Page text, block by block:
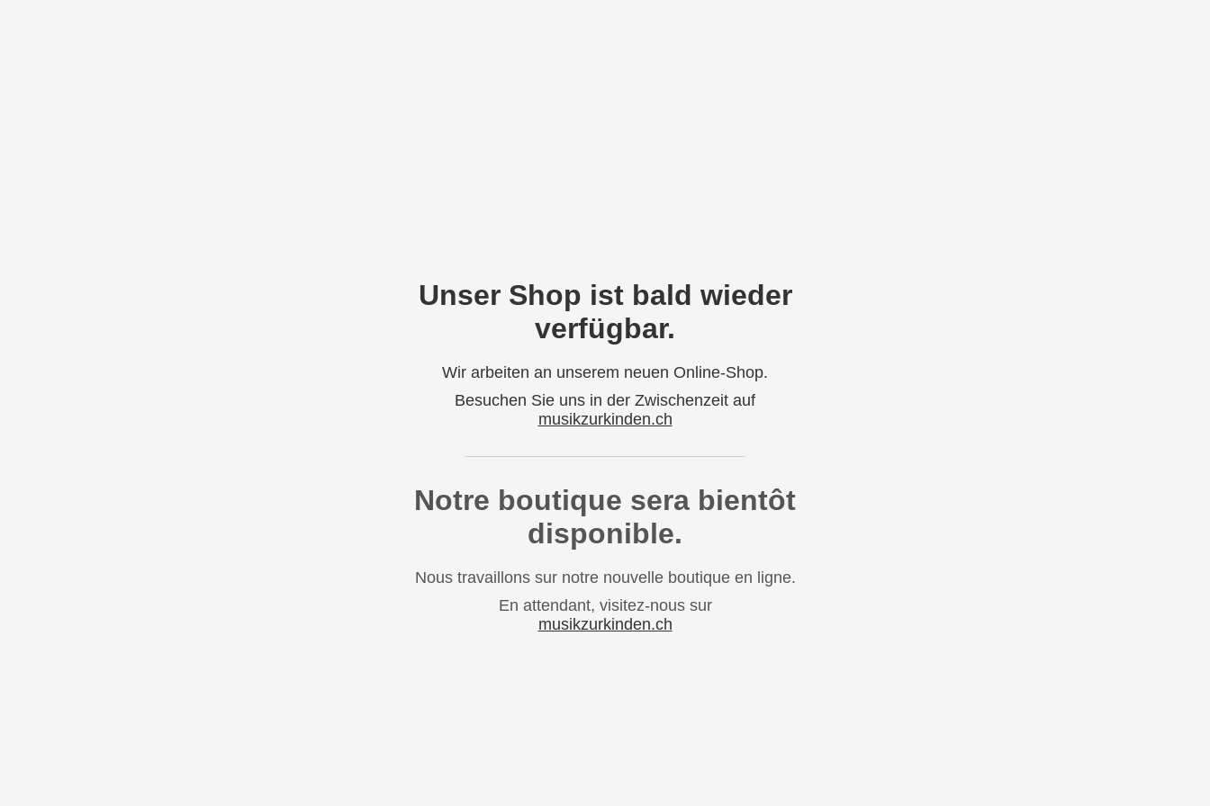
Unser Shop ist bald wieder
verfügbar.
Wir arbeiten an unserem neuen Online-Shop.
Besuchen Sie uns in der Zwischenzeit auf
musikzurkinden.ch
Notre boutique sera bientôt
disponible.
Nous travaillons sur notre nouvelle boutique en ligne.
En attendant, visitez-nous sur
musikzurkinden.ch